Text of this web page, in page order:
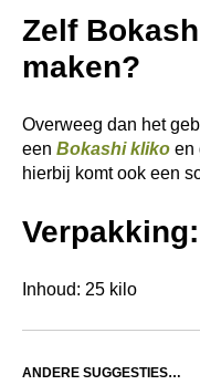
Zelf
maken?
Overweeg dan het
een Bokashi kliko en
hierbij komt ook een
Verpakking:
Inhoud: 25 kilo
ANDERE SUGGESTIES…